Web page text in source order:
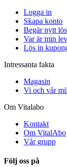
Logga in
Skapa konto
Begär nytt
Var är min
Lös in
Intressanta fakta
Magasin
Vi och vår
Om Vitalabo
Kontakt
Om VitalAbo
Vår grupp
Följ oss på